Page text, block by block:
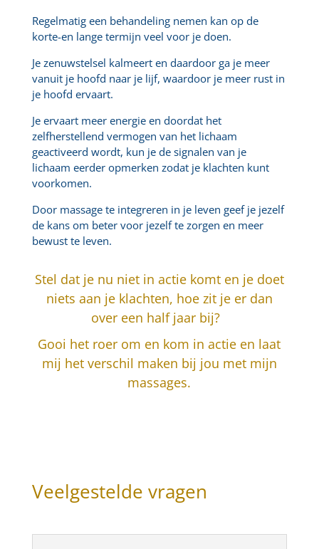
Regelmatig een behandeling nemen kan op de
korte-en lange termijn veel voor je doen.
Je zenuwstelsel kalmeert en daardoor ga je meer
vanuit je hoofd naar je lijf, waardoor je meer rust in
je hoofd ervaart.
Je ervaart meer energie en doordat het
zelfherstellend vermogen van het lichaam
geactiveerd wordt, kun je de signalen van je
lichaam eerder opmerken zodat je klachten kunt
voorkomen.
Door massage te integreren in je leven geef je jezelf
de kans om beter voor jezelf te zorgen en meer
bewust te leven.
Stel dat je nu niet in actie komt en je doet
niets aan je klachten, hoe zit je er dan
over een half jaar bij?
Gooi het roer om en kom in actie en laat
mij het verschil maken bij jou met mijn
massages.
Veelgestelde vragen